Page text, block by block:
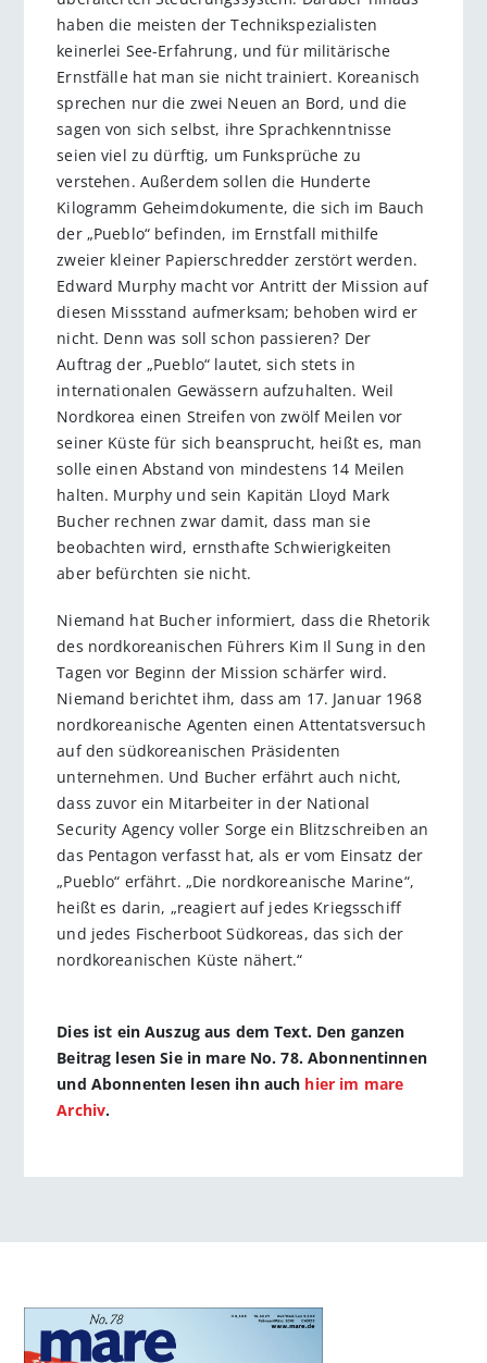
haben die meisten der Technikspezialisten
keinerlei See-Erfahrung, und für militärische
Ernstfälle hat man sie nicht trainiert. Koreanisch
sprechen nur die zwei Neuen an Bord, und die
sagen von sich selbst, ihre Sprachkenntnisse
seien viel zu dürftig, um Funksprüche zu
verstehen. Außerdem sollen die Hunderte
Kilogramm Geheimdokumente, die sich im Bauch
der „Pueblo“ befinden, im Ernstfall mithilfe
zweier kleiner Papierschredder zerstört werden.
Edward Murphy macht vor Antritt der Mission auf
diesen Missstand aufmerksam; behoben wird er
nicht. Denn was soll schon passieren? Der
Auftrag der „Pueblo“ lautet, sich stets in
internationalen Gewässern aufzuhalten. Weil
Nordkorea einen Streifen von zwölf Meilen vor
seiner Küste für sich beansprucht, heißt es, man
solle einen Abstand von mindestens 14 Meilen
halten. Murphy und sein Kapitän Lloyd Mark
Bucher rechnen zwar damit, dass man sie
beobachten wird, ernsthafte Schwierigkeiten
aber befürchten sie nicht.
Niemand hat Bucher informiert, dass die Rhetorik
des nordkoreanischen Führers Kim Il Sung in den
Tagen vor Beginn der Mission schärfer wird.
Niemand berichtet ihm, dass am 17. Januar 1968
nordkoreanische Agenten einen Attentatsversuch
auf den südkoreanischen Präsidenten
unternehmen. Und Bucher erfährt auch nicht,
dass zuvor ein Mitarbeiter in der National
Security Agency voller Sorge ein Blitzschreiben an
das Pentagon verfasst hat, als er vom Einsatz der
„Pueblo“ erfährt. „Die nordkoreanische Marine“,
heißt es darin, „reagiert auf jedes Kriegsschiff
und jedes Fischerboot Südkoreas, das sich der
nordkoreanischen Küste nähert.“
Dies ist ein Auszug aus dem Text. Den ganzen
Beitrag lesen Sie in mare No. 78. Abonnentinnen
und Abonnenten lesen ihn auch hier im mare
Archiv.